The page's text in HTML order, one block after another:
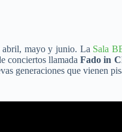
abril, mayo y junio. La Sala
conciertos llamadaFado in
generaciones que vienen